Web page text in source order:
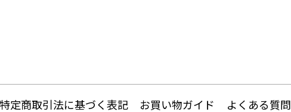
特定商取引法に基づく表記 お買い物ガイド よくある質問